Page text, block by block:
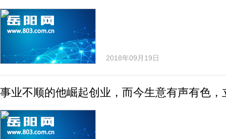
2018年09月19日
事业不顺的他崛起创业，而今生意有声有色